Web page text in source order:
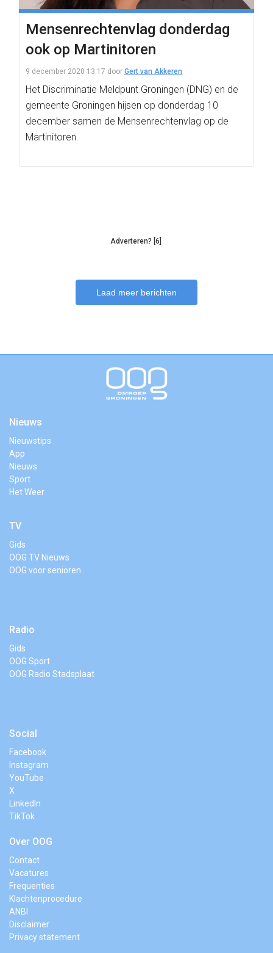
Mensenrechtenvlag donderdag
ook op Martinitoren
9 december 2020 13:17 door Gert van Akkeren
Het Discriminatie Meldpunt Groningen (DNG) en de
gemeente Groningen hijsen op donderdag 10
december samen de Mensenrechtenvlag op de
Martinitoren.
Adverteren? [6]
Laad meer berichten
Nieuws
Nieuwstips
App
Nieuws
Sport
Het Weer
TV
Gids
OOG TV Nieuws
OOG voor senioren
Radio
Gids
OOG Sport
OOG Radio Stadsplaat
Social
Facebook
Instagram
YouTube
X
LinkedIn
TikTok
Over OOG
Contact
Vacatures
Frequenties
Klachtenprocedure
ANBI
Disclaimer
Privacy statement